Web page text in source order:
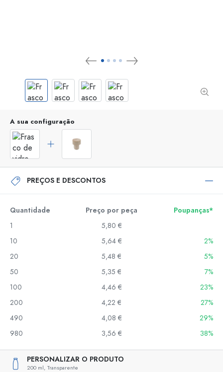
A sua configuração
PREÇOS E DESCONTOS
Quantidade Preço por peça
Poupanças*
1
5,80 €
10
5,64 €
2%
20
5,48 €
5%
50
5,35 €
7%
100
4,46 €
23%
200
4,22 €
27%
490
4,08 €
29%
980
3,56 € 38%
PERSONALIZAR O PRODUTO
200 ml, Transparente